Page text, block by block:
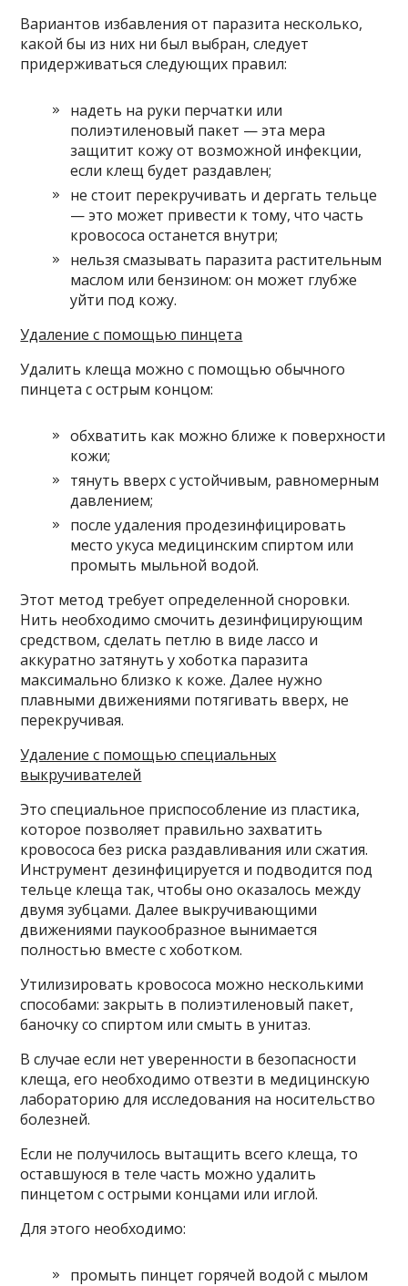
Вариантов избавления от паразита несколько,
какой бы из них ни был выбран, следует
придерживаться следующих правил:
надеть на руки перчатки или
полиэтиленовый пакет — эта мера
защитит кожу от возможной инфекции,
если клещ будет раздавлен;
не стоит перекручивать и дергать тельце
— это может привести к тому, что часть
кровососа останется внутри;
нельзя смазывать паразита растительным
маслом или бензином: он может глубже
уйти под кожу.
Удаление с помощью пинцета
Удалить клеща можно с помощью обычного
пинцета с острым концом:
обхватить как можно ближе к поверхности
кожи;
тянуть вверх с устойчивым, равномерным
давлением;
после удаления продезинфицировать
место укуса медицинским спиртом или
промыть мыльной водой.
Этот метод требует определенной сноровки.
Нить необходимо смочить дезинфицирующим
средством, сделать петлю в виде лассо и
аккуратно затянуть у хоботка паразита
максимально близко к коже. Далее нужно
плавными движениями потягивать вверх, не
перекручивая.
Удаление с помощью специальных
выкручивателей
Это специальное приспособление из пластика,
которое позволяет правильно захватить
кровососа без риска раздавливания или сжатия.
Инструмент дезинфицируется и подводится под
тельце клеща так, чтобы оно оказалось между
двумя зубцами. Далее выкручивающими
движениями паукообразное вынимается
полностью вместе с хоботком.
Утилизировать кровососа можно несколькими
способами: закрыть в полиэтиленовый пакет,
баночку со спиртом или смыть в унитаз.
В случае если нет уверенности в безопасности
клеща, его необходимо отвезти в медицинскую
лабораторию для исследования на носительство
болезней.
Если не получилось вытащить всего клеща, то
оставшуюся в теле часть можно удалить
пинцетом с острыми концами или иглой.
Для этого необходимо:
промыть пинцет горячей водой с мылом